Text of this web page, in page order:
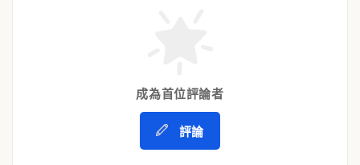
成為首位評論者
評論